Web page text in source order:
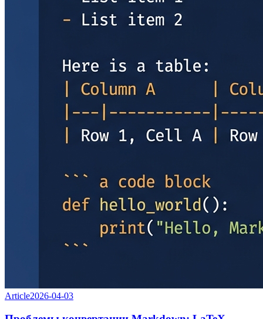
Article2026-04-03